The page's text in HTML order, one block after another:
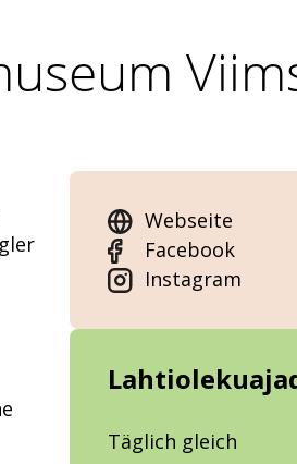
Webseite
Facebook
Instagram
Täglich gleich